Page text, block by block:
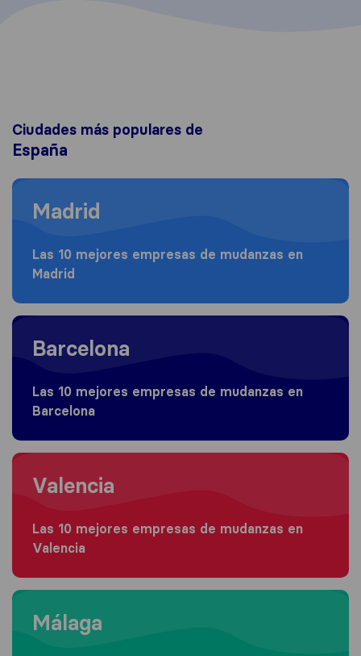
Ciudades más populares de
España
Moving to Madrid
Madrid
Las 10 mejores empresas de mudanzas en
Madrid
Moving to Barcelona
Barcelona
Las 10 mejores empresas de mudanzas en
Barcelona
Moving to Valencia
Valencia
Las 10 mejores empresas de mudanzas en
Valencia
Moving to Málaga
Málaga